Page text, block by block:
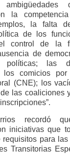
la
la falta
de los
control de la
de
políticas; las
los comicios
(CNE); los
las coaliciones
recordó
iniciativas que
requisitos para
Transitorias